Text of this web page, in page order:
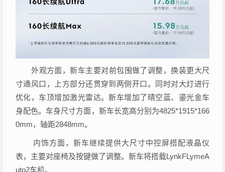
外观方面，新车主要对前包围做了调整，换装更大尺
寸通风口，上方部分还贯穿到两侧开口。同时对大灯进行
优化，车顶增加激光雷达。新车增加了晴空蓝、鎏光金车
身配色。车身尺寸方面，新车长宽高分别为4825*1915*166
0mm，轴距2848mm。
内饰方面，新车继续提供大尺寸中控屏搭配液晶仪
表，主要对座椅及按键做了调整。新车将搭载LynkFLymeA
uto2车机。